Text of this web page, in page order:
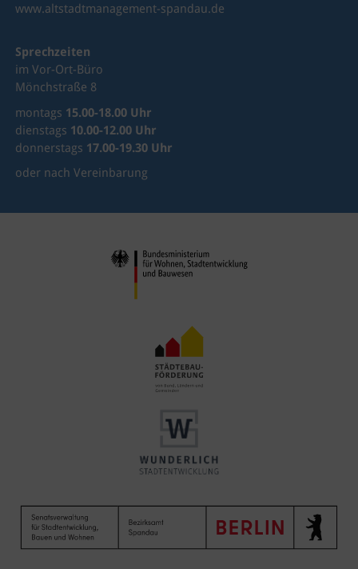
www.altstadtmanagement-spandau.de
Sprechzeiten
im Vor-Ort-Büro
Mönchstraße 8
montags 15.00-18.00 Uhr
dienstags 10.00-12.00 Uhr
donnerstags 17.00-19.30 Uhr
oder nach Vereinbarung